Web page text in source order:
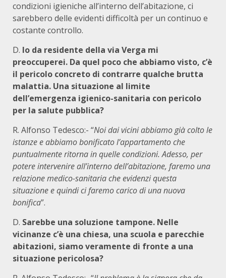
condizioni igieniche all’interno dell’abitazione, ci
sarebbero delle evidenti difficoltà per un continuo e
costante controllo.
D. Io da residente della via Verga mi
preoccuperei. Da quel poco che abbiamo visto, c’è
il pericolo concreto di contrarre qualche brutta
malattia. Una situazione al limite
dell’emergenza igienico-sanitaria con pericolo
per la salute pubblica?
R. Alfonso Tedesco:- “Noi dai vicini abbiamo già colto le
istanze e abbiamo bonificato l’appartamento che
puntualmente ritorna in quelle condizioni. Adesso, per
potere intervenire all’interno dell’abitazione, faremo una
relazione medico-sanitaria che evidenzi questa
situazione e quindi ci faremo carico di una nuova
bonifica”.
D. Sarebbe una soluzione tampone. Nelle
vicinanze c’è una chiesa, una scuola e parecchie
abitazioni, siamo veramente di fronte a una
situazione pericolosa?